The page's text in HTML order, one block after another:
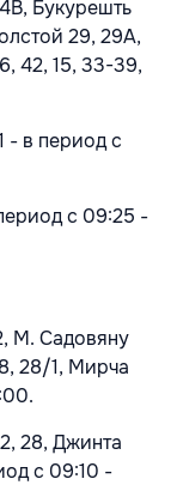
Букурешть
29, 29A,
42, 15, 33-39,
- в период с
с 09:25 -
М. Садовяну
28/1, Мирча
28, Джинта
с 09:10 -